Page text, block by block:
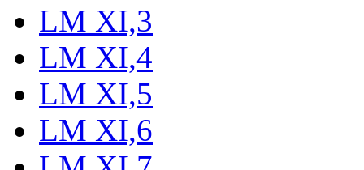
LM XI,3
LM XI,4
LM XI,5
LM XI,6